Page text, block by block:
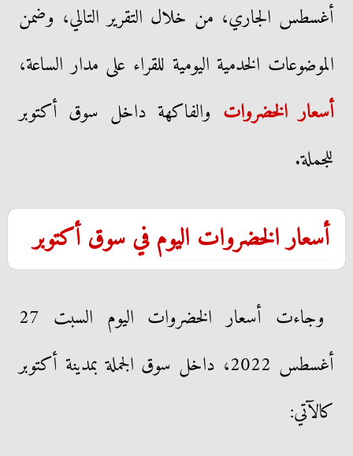
أغسطس الجاري، من خلال التقرير التالي، وضمن
الموضوعات الخدمية اليومية للقراء على مدار الساعة،
أسعار الخضروات والفاكهة داخل سوق أكتوبر
للجملة.
أسعار الخضروات اليومفي سوق أكتوبر
وجاءت أسعار الخضروات اليوم السبت 27
أغسطس 2022، داخل سوق الجملة بمدينة أكتوبر
كالآتي: